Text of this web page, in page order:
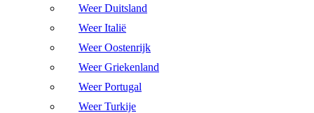
Weer Duitsland
Weer Italië
Weer Oostenrijk
Weer Griekenland
Weer Portugal
Weer Turkije